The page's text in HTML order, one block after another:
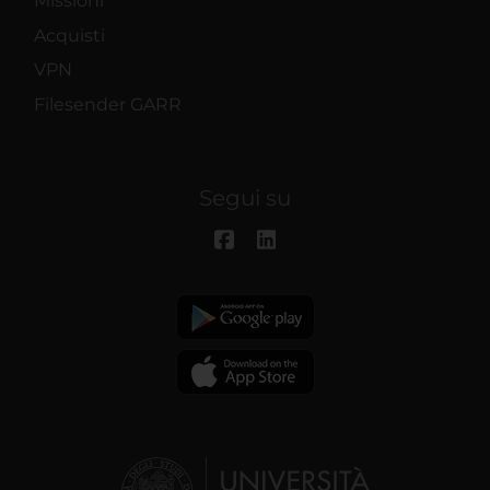
Acquisti
VPN
Filesender GARR
Segui su